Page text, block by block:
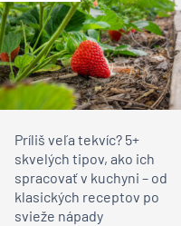
Príliš veľa tekvíc? 5+
skvelých tipov, ako ich
spracovať v kuchyni – od
klasických receptov po
svieže nápady